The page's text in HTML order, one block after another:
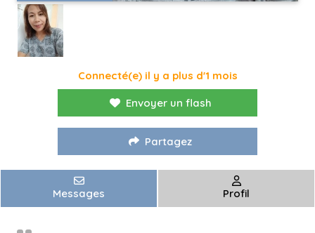
Connecté(e) il y a plus d'1 mois
Envoyer un flash
Partagez
Messages Profil